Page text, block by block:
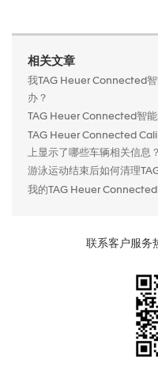
相关文章
我TAG Heuer Connected
办？
TAG Heuer Connected智能
TAG Heuer Connected
上显示了哪些车辆相关信息？
游泳运动结束后如何清理
我的TAG Heuer Connected
联系客户服务